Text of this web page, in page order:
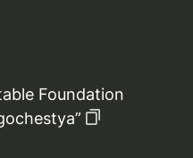
Foundation